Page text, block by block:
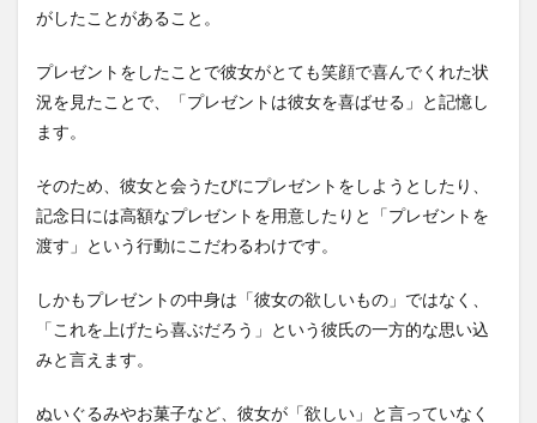
がしたことがあること。
プレゼントをしたことで彼女がとても笑顔で喜んでくれた状
況を見たことで、「プレゼントは彼女を喜ばせる」と記憶し
ます。
そのため、彼女と会うたびにプレゼントをしようとしたり、
記念日には高額なプレゼントを用意したりと「プレゼントを
渡す」という行動にこだわるわけです。
しかもプレゼントの中身は「彼女の欲しいもの」ではなく、
「これを上げたら喜ぶだろう」という彼氏の一方的な思い込
みと言えます。
ぬいぐるみやお菓子など、彼女が「欲しい」と言っていなく